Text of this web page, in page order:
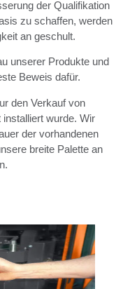
der Qualifikation
zu schaffen, werden
an geschult.
unserer Produkte und
Beweis dafür.
den Verkauf von
wurde. Wir
der vorhandenen
breite Palette an